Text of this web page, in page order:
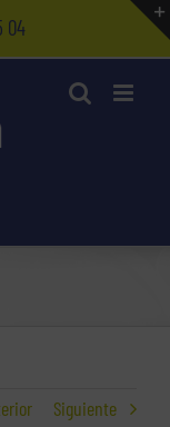
04
Siguiente